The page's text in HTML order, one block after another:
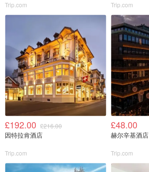
Trip.com Trip.com
£192.00 £216.00
因特拉肯酒店
Trip.com
£48.00
赫尔辛基酒店
Trip.com